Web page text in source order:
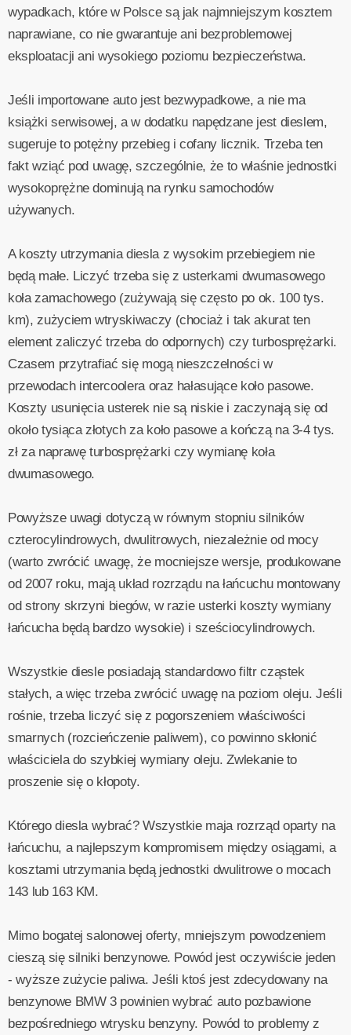
wypadkach, które w Polsce są jak najmniejszym kosztem
naprawiane, co nie gwarantuje ani bezproblemowej
eksploatacji ani wysokiego poziomu bezpieczeństwa.
Jeśli importowane auto jest bezwypadkowe, a nie ma
książki serwisowej, a w dodatku napędzane jest dieslem,
sugeruje to potężny przebieg i cofany licznik. Trzeba ten
fakt wziąć pod uwagę, szczególnie, że to właśnie jednostki
wysokoprężne dominują na rynku samochodów
używanych.
A koszty utrzymania diesla z wysokim przebiegiem nie
będą małe. Liczyć trzeba się z usterkami dwumasowego
koła zamachowego (zużywają się często po ok. 100 tys.
km), zużyciem wtryskiwaczy (chociaż i tak akurat ten
element zaliczyć trzeba do odpornych) czy turbosprężarki.
Czasem przytrafiać się mogą nieszczelności w
przewodach intercoolera oraz hałasujące koło pasowe.
Koszty usunięcia usterek nie są niskie i zaczynają się od
około tysiąca złotych za koło pasowe a kończą na 3-4 tys.
zł za naprawę turbosprężarki czy wymianę koła
dwumasowego.
Powyższe uwagi dotyczą w równym stopniu silników
czterocylindrowych, dwulitrowych, niezależnie od mocy
(warto zwrócić uwagę, że mocniejsze wersje, produkowane
od 2007 roku, mają układ rozrządu na łańcuchu montowany
od strony skrzyni biegów, w razie usterki koszty wymiany
łańcucha będą bardzo wysokie) i sześciocylindrowych.
Wszystkie diesle posiadają standardowo filtr cząstek
stałych, a więc trzeba zwrócić uwagę na poziom oleju. Jeśli
rośnie, trzeba liczyć się z pogorszeniem właściwości
smarnych (rozcieńczenie paliwem), co powinno skłonić
właściciela do szybkiej wymiany oleju. Zwlekanie to
proszenie się o kłopoty.
Którego diesla wybrać? Wszystkie maja rozrząd oparty na
łańcuchu, a najlepszym kompromisem między osiągami, a
kosztami utrzymania będą jednostki dwulitrowe o mocach
143 lub 163 KM.
Mimo bogatej salonowej oferty, mniejszym powodzeniem
cieszą się silniki benzynowe. Powód jest oczywiście jeden
- wyższe zużycie paliwa. Jeśli ktoś jest zdecydowany na
benzynowe BMW 3 powinien wybrać auto pozbawione
bezpośredniego wtrysku benzyny. Powód to problemy z